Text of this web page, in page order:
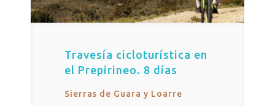
Travesía cicloturística en
el Prepirineo. 8 días
Sierras de Guara y Loarre